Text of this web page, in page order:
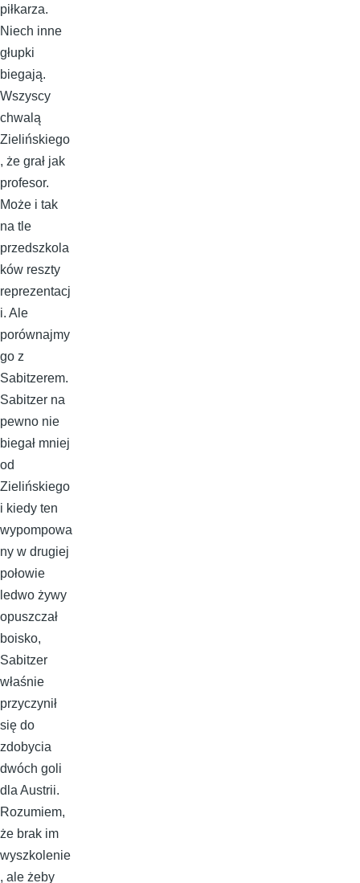
piłkarza.
Niech inne
głupki
biegają.
Wszyscy
chwalą
Zielińskiego
, że grał jak
profesor.
Może i tak
na tle
przedszkola
ków reszty
reprezentacj
i. Ale
porównajmy
go z
Sabitzerem.
Sabitzer na
pewno nie
biegał mniej
od
Zielińskiego
i kiedy ten
wypompowa
ny w drugiej
połowie
ledwo żywy
opuszczał
boisko,
Sabitzer
właśnie
przyczynił
się do
zdobycia
dwóch goli
dla Austrii.
Rozumiem,
że brak im
wyszkolenie
, ale żeby